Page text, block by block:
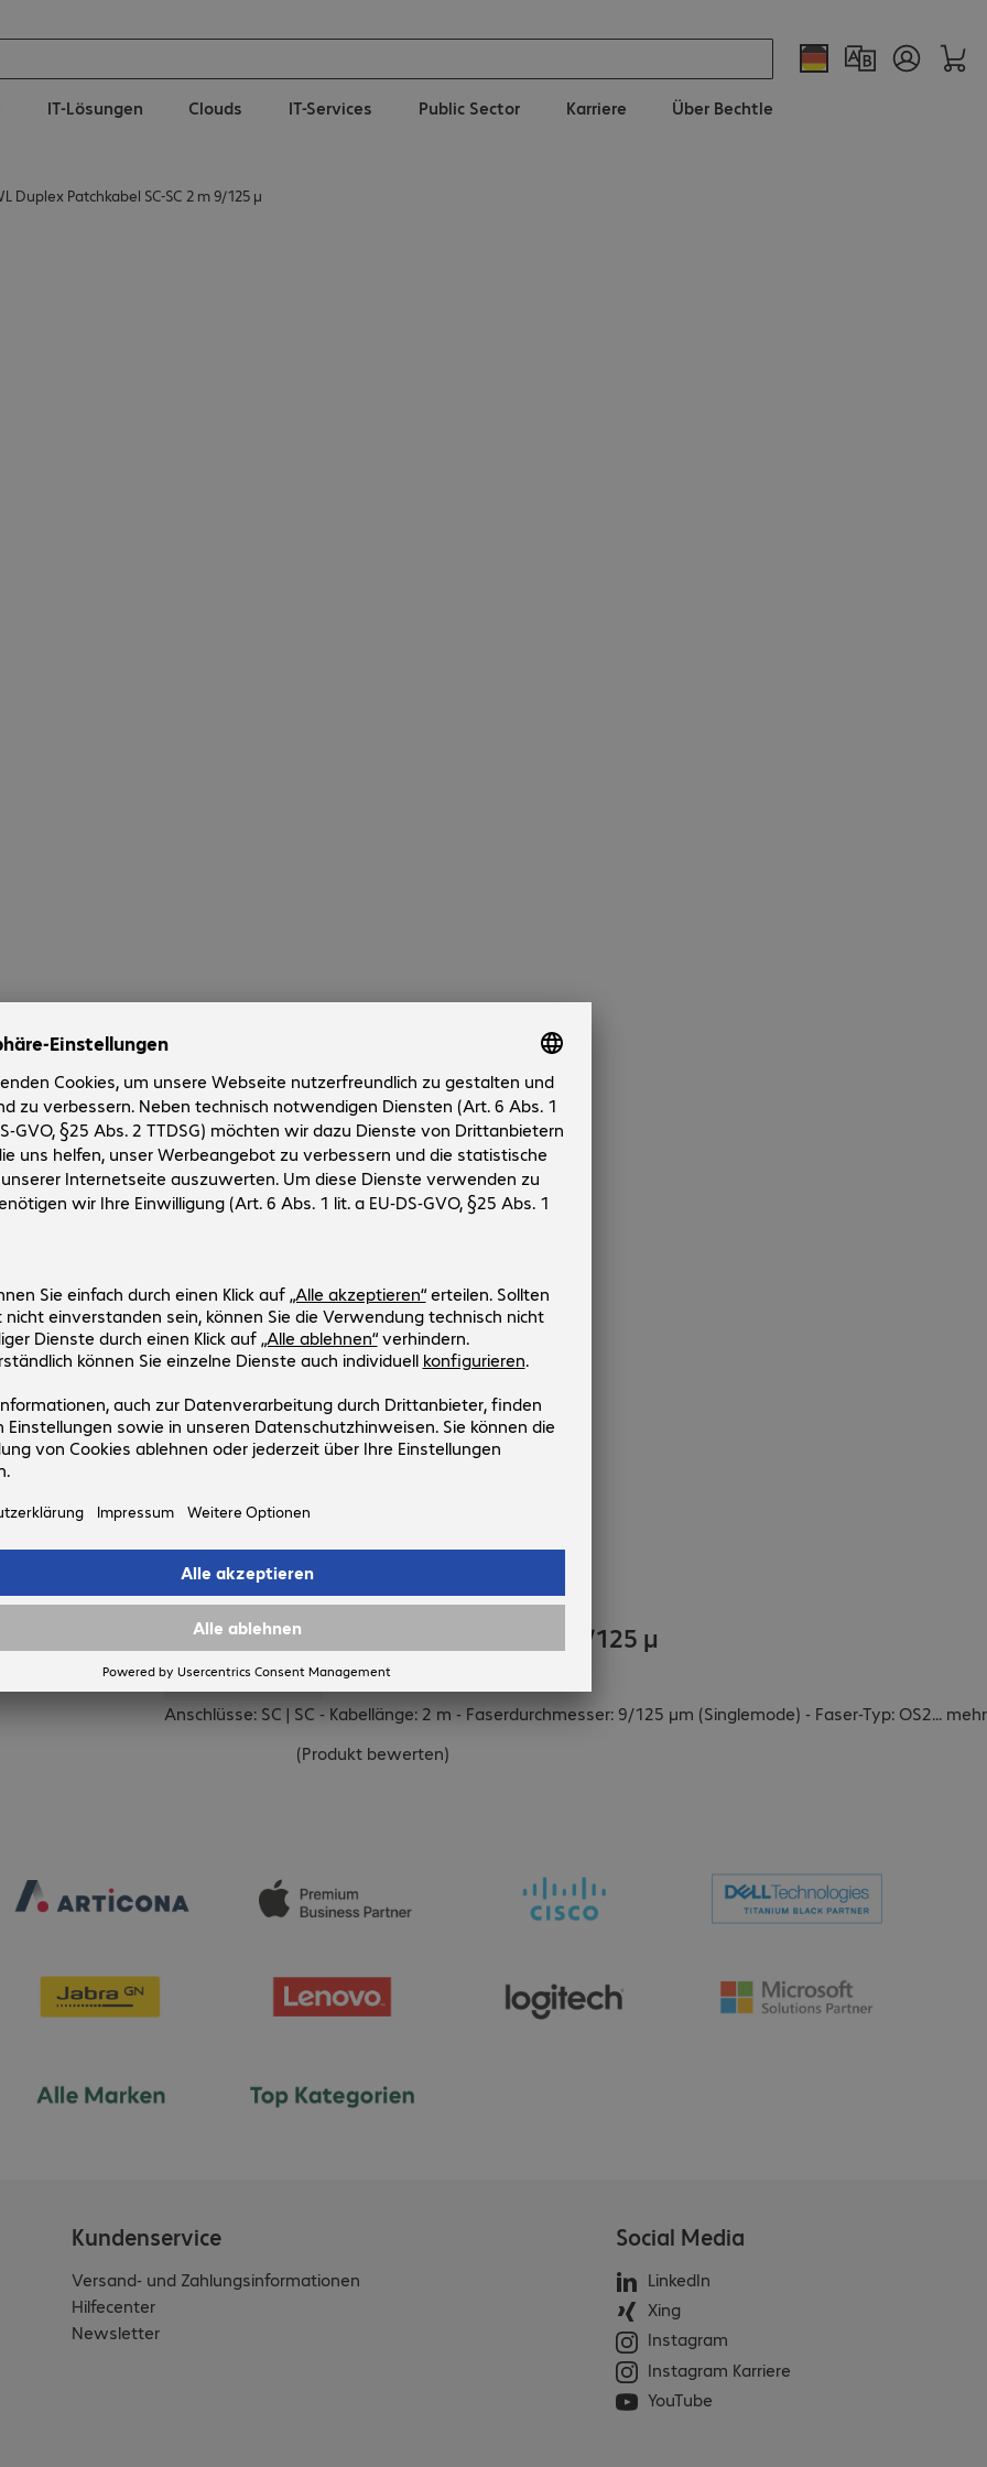
IT-Lösungen Clouds IT-Services Public Sector Karriere Über Bechtle
Duplex Patchkabel SC-SC 2 m 9/125 µ
ARTICONA
LWL Duplex Patchkabel SC-SC 2 m 9/125 µ
Artikel-Nr: Hersteller-Nr:
Anschlüsse: SC | SC - Kabellänge: 2 m - Faserdurchmesser: 9/125 µm (Singlemode) - Faser-Typ: OS2... mehr
(Produkt bewerten)
1,31 €
inkl.
August
Kundenservice
Versand- und Zahlungsinformationen
Hilfecenter
Newsletter
Social Media
LinkedIn
Xing
Instagram
Instagram Karriere
YouTube